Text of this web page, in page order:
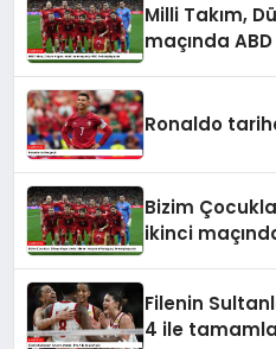
Milli Takım,
maçında
Ronaldo
Bizim
ikinci
Filenin
4 ile